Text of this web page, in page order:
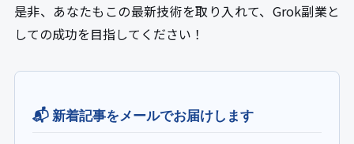
是非、あなたもこの最新技術を取り入れて、Grok副業と
しての成功を目指してください！
📬 新着記事をメールでお届けします